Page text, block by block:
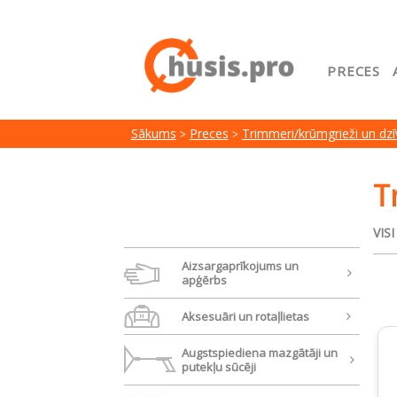
PRECES
Google
Serviss
Sākums Preces Trimmeri/krūmgrieži un
Aizsargaprīkojums un
apģērbs
Aksesuāri un rotaļlietas
Augstspiediena mazgātāji un
putekļu sūcēji